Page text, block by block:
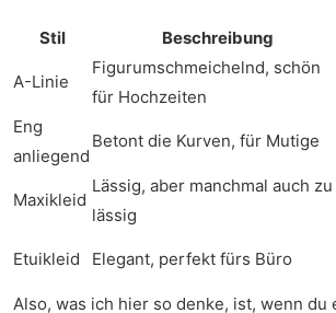
Stil Beschreibung
A-Linie
Figurumschmeichelnd, schön
für Hochzeiten
Eng
anliegend
Betont die Kurven, für Mutige
Maxikleid
Lässig, aber manchmal auch zu
lässig
Etuikleid Elegant, perfekt fürs Büro
Also, was ich hier so denke, ist, wenn du